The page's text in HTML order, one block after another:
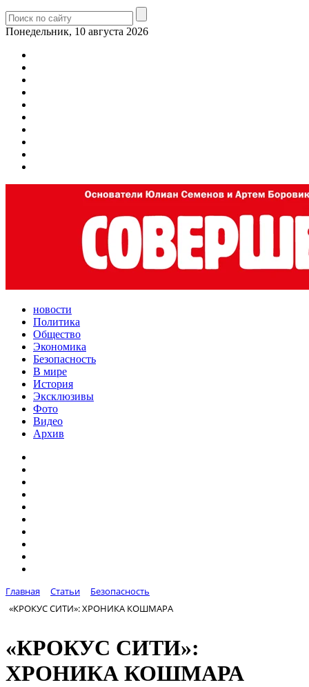
Понедельник, 10 августа 2026
новости
Политика
Общество
Экономика
Безопасность
В мире
История
Эксклюзивы
Фото
Видео
Архив
Главная Статьи
Безопасность
«КРОКУС СИТИ»: ХРОНИКА КОШМАРА
«КРОКУС СИТИ»:
ХРОНИКА КОШМАРА